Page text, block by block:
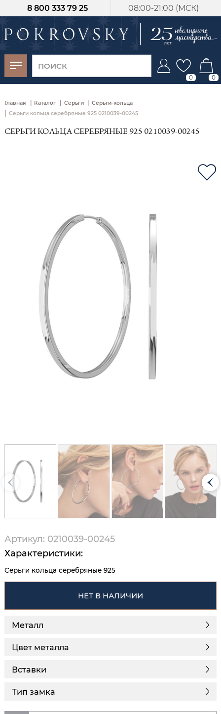
08:00-21:00 (МСК)
8 800 333 79 25
0 0
Главная | Каталог | Серьги | Серьги-кольца
| Серьги кольца серебряные 925 0210039-00245
СЕРЬГИ КОЛЬЦА СЕРЕБРЯНЫЕ 925 0210039-00245
Артикул: 0210039-00245
Характеристики:
Серьги кольца серебряные 925
НЕТ В НАЛИЧИИ
Металл
Цвет металла
Вставки
Тип замка
-30%
от 15 дней с
момента оплаты